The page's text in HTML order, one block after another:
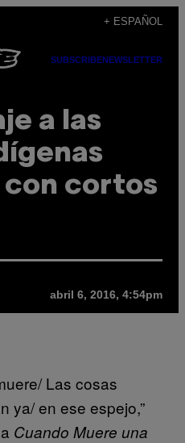
+ ESPAÑOL
SUBSCRIBENEWSLETTER
a las
con cortos
abril 6, 2016, 4:54pm
Las cosas
ya/ en ese espejo,”
Cuando Muere una